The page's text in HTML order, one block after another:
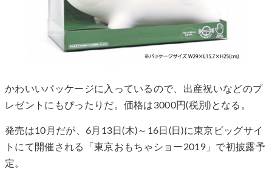
かわいいパッケージに入っているので、出産祝いなどのプ
レゼントにもぴったりだ。価格は3000円(税別)となる。
発売は10月だが、6月13日(木)～16日(日)に東京ビッグサイ
トにて開催される「東京おもちゃショー2019」で初披露予
定。